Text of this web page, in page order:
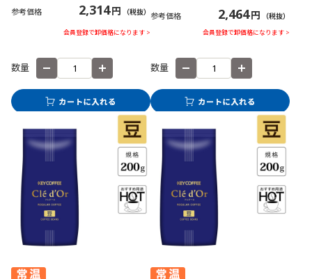
参考価格 2,314円 （税抜）
会員登録で卸価格になります >
数量
参考価格 2,464円 （税抜）
会員登録で卸価格になります >
数量